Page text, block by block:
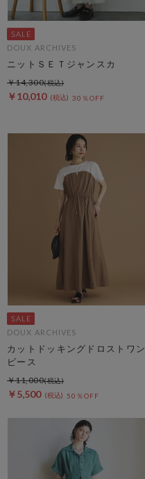
DOUX ARCHIVES
ニットＳＥＴジャンスカ
￥10,010 30％OFF
￥14,300
DOUX ARCHIVES
カットドッキングドロストワン
ピース
￥5,500 50％OFF
￥11,000